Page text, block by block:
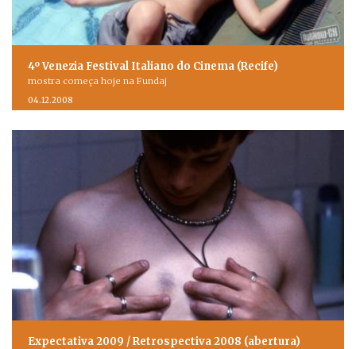
4º Venezia Festival Italiano do Cinema (Recife)
mostra começa hoje na Fundaj
04.12.2008
Expectativa 2009 / Retrospectiva 2008 (abertura)